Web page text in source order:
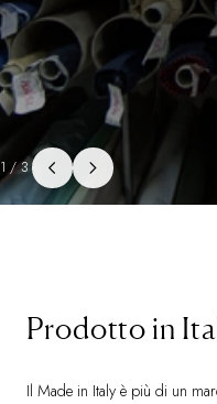
1/3
Prodotto in
Il Made in Italy è più di un